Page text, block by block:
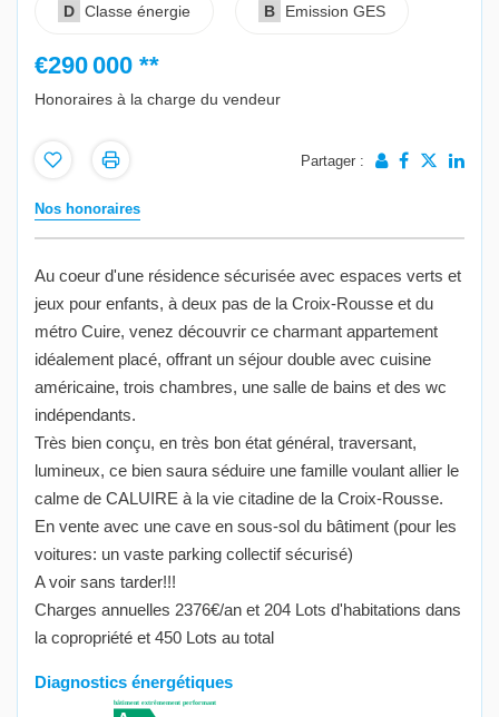
D Classe énergie B Emission GES
€290 000 **
Honoraires à la charge du vendeur
Partager :
Nos honoraires
Au coeur d'une résidence sécurisée avec espaces verts et
jeux pour enfants, à deux pas de la Croix-Rousse et du
métro Cuire, venez découvrir ce charmant appartement
idéalement placé, offrant un séjour double avec cuisine
américaine, trois chambres, une salle de bains et des wc
indépendants.
Très bien conçu, en très bon état général, traversant,
lumineux, ce bien saura séduire une famille voulant allier le
calme de CALUIRE à la vie citadine de la Croix-Rousse.
En vente avec une cave en sous-sol du bâtiment (pour les
voitures: un vaste parking collectif sécurisé)
A voir sans tarder!!!
Charges annuelles 2376€/an et 204 Lots d'habitations dans
la copropriété et 450 Lots au total
Diagnostics énergétiques